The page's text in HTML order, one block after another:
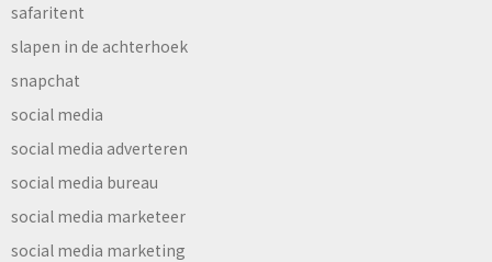
safaritent
slapen in de achterhoek
snapchat
social media
social media adverteren
social media bureau
social media marketeer
social media marketing